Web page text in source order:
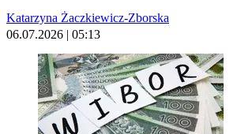
Katarzyna Żaczkiewicz-Zborska
06.07.2026 | 05:13